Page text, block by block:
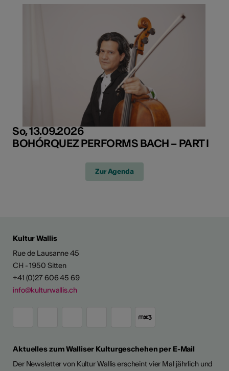
So, 13.09.2026
BOHÓRQUEZ PERFORMS BACH – PART I
Zur Agenda
Kultur Wallis
Rue de Lausanne 45
CH - 1950 Sitten
+41 (0)27 606 45 69
info@kulturwallis.ch
Aktuelles zum Walliser Kulturgeschehen per E-Mail
Der Newsletter von Kultur Wallis erscheint vier Mal jährlich und